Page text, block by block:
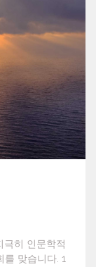
극히 인문학적
맞습니다. 1